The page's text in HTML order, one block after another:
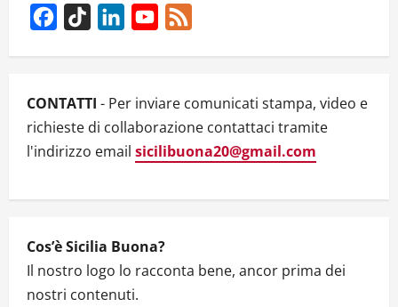
SICILIANA
CONTEMPORANEA
Facebook
TikTok LinkedInYouTube
CONTATTI - Per inviare comunicati stampa, video e
richieste di collaborazione contattaci tramite
l'indirizzo email sicilibuona20@gmail.com
Cos’è Sicilia Buona?
Il nostro logo lo racconta bene, ancor prima dei
nostri contenuti.